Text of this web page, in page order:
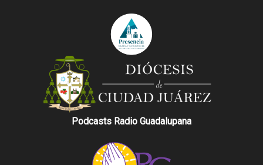
Podcasts Radio Guadalupana